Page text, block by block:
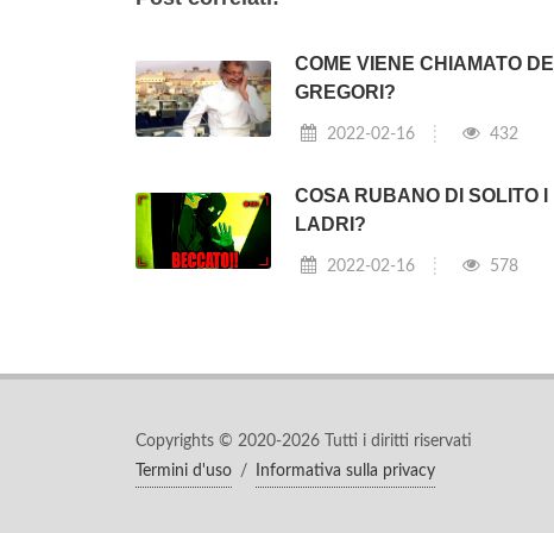
COME VIENE CHIAMATO DE
GREGORI?
2022-02-16 432
COSA RUBANO DI SOLITO I
LADRI?
2022-02-16 578
Copyrights © 2020-2026 Tutti i diritti riservati
Termini d'uso / Informativa sulla privacy